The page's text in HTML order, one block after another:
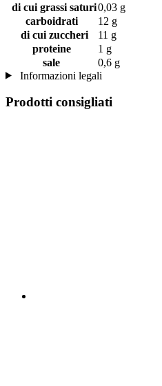
di cui grassi saturi0,03 g
carboidrati
12 g
di cui zuccheri
11 g
proteine
1 g
sale
0,6 g
Informazioni legali
Prodotti consigliati